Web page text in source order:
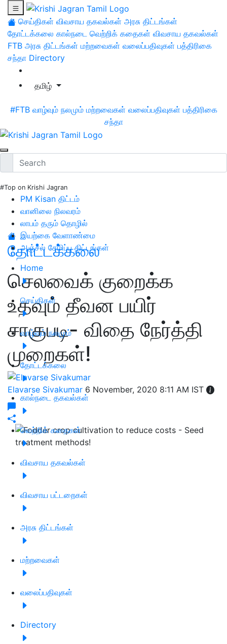
செய்திகள் விவசாய தகவல்கள் அரசு திட்டங்கள்
தோட்டக்கலை கால்நடை வெற்றிக் கதைகள் விவசாய தகவல்கள்
FTB அரசு திட்டங்கள் மற்றவைகள் வலைப்பதிவுகள் பத்திரிகை
சந்தா Directory
தமிழ்
#FTB வாழ்வும் நலமும் மற்றவைகள் வலைப்பதிவுகள் பத்திரிகை
சந்தா
#Top on Krishi Jagran
PM Kisan திட்டம்
வானிலை நிலவரம்
லாபம் தரும் தொழில்
இயற்கை வேளாண்மை
அஞ்சல் சேமிப்பு திட்டங்கள்
Home
செய்திகள்
வாழ்வும் நலமும்
தோட்டக்கலை
கால்நடை தகவல்கள்
வெற்றிக் கதைகள்
விவசாய தகவல்கள்
விவசாய பட்டறைகள்
அரசு திட்டங்கள்
மற்றவைகள்
வலைப்பதிவுகள்
Directory
தோட்டக்கலை
செலவைக் குறைக்க
உதவும் தீவன பயிர்
சாகுபடி- விதை நேர்த்தி
முறைகள்!
Elavarse Sivakumar 6 November, 2020 8:11 AM IST